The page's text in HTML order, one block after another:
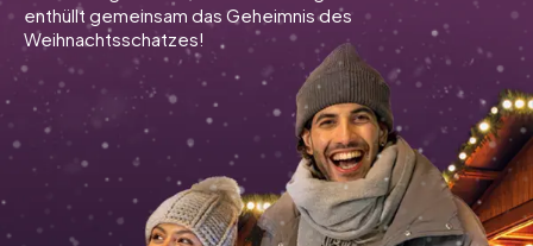
Tickets
INT AT CH
DE
FR UK
IT
NL
enthüllt gemeinsam das Geheimnis des
Weihnachtsschatzes!